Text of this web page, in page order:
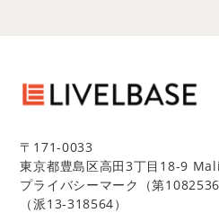
〒171-0033
東京都豊島区高田3丁目18-9
プライバシーマーク（第
（派13-318564）